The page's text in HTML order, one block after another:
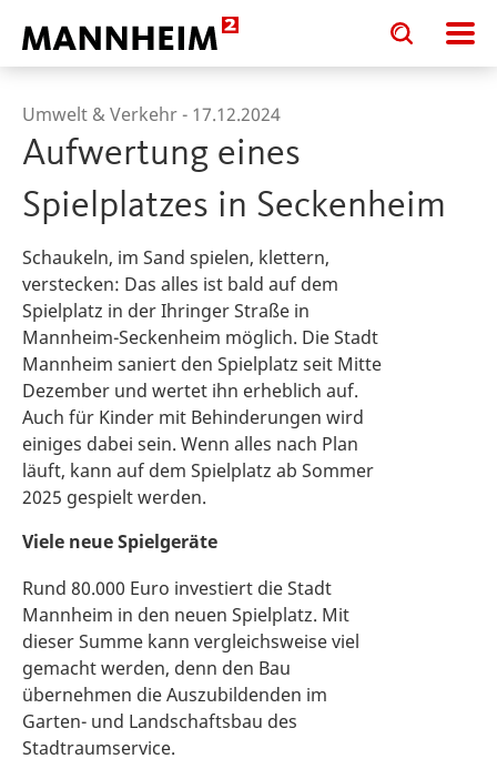
Toggle
search
input
Toggle
search
input
Umwelt & Verkehr - 17.12.2024
Aufwertung eines
Spielplatzes in Seckenheim
Schaukeln, im Sand spielen, klettern,
verstecken: Das alles ist bald auf dem
Spielplatz in der Ihringer Straße in
Mannheim-Seckenheim möglich. Die Stadt
Mannheim saniert den Spielplatz seit Mitte
Dezember und wertet ihn erheblich auf.
Auch für Kinder mit Behinderungen wird
einiges dabei sein. Wenn alles nach Plan
läuft, kann auf dem Spielplatz ab Sommer
2025 gespielt werden.
Viele neue Spielgeräte
Rund 80.000 Euro investiert die Stadt
Mannheim in den neuen Spielplatz. Mit
dieser Summe kann vergleichsweise viel
gemacht werden, denn den Bau
übernehmen die Auszubildenden im
Garten- und Landschaftsbau des
Stadtraumservice.